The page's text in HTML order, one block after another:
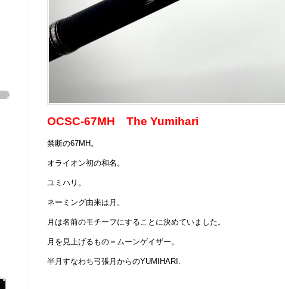
OCSC-67MH The Yumihari
禁断の67MH。
オライオン初の和名。
ユミハリ。
ネーミング由来は月。
月は名前のモチーフにすることに決めていました。
月を見上げるもの＝ムーンゲイザー。
半月すなわち弓張月からのYUMIHARI.